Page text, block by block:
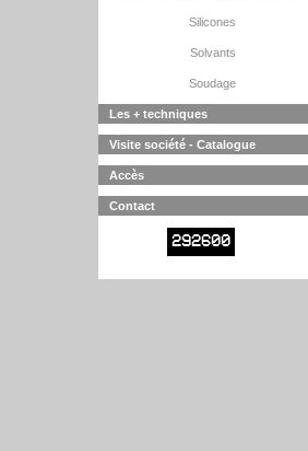
Silicones
Solvants
Soudage
Les + techniques
Visite société - Catalogue
Accès
Contact
292600